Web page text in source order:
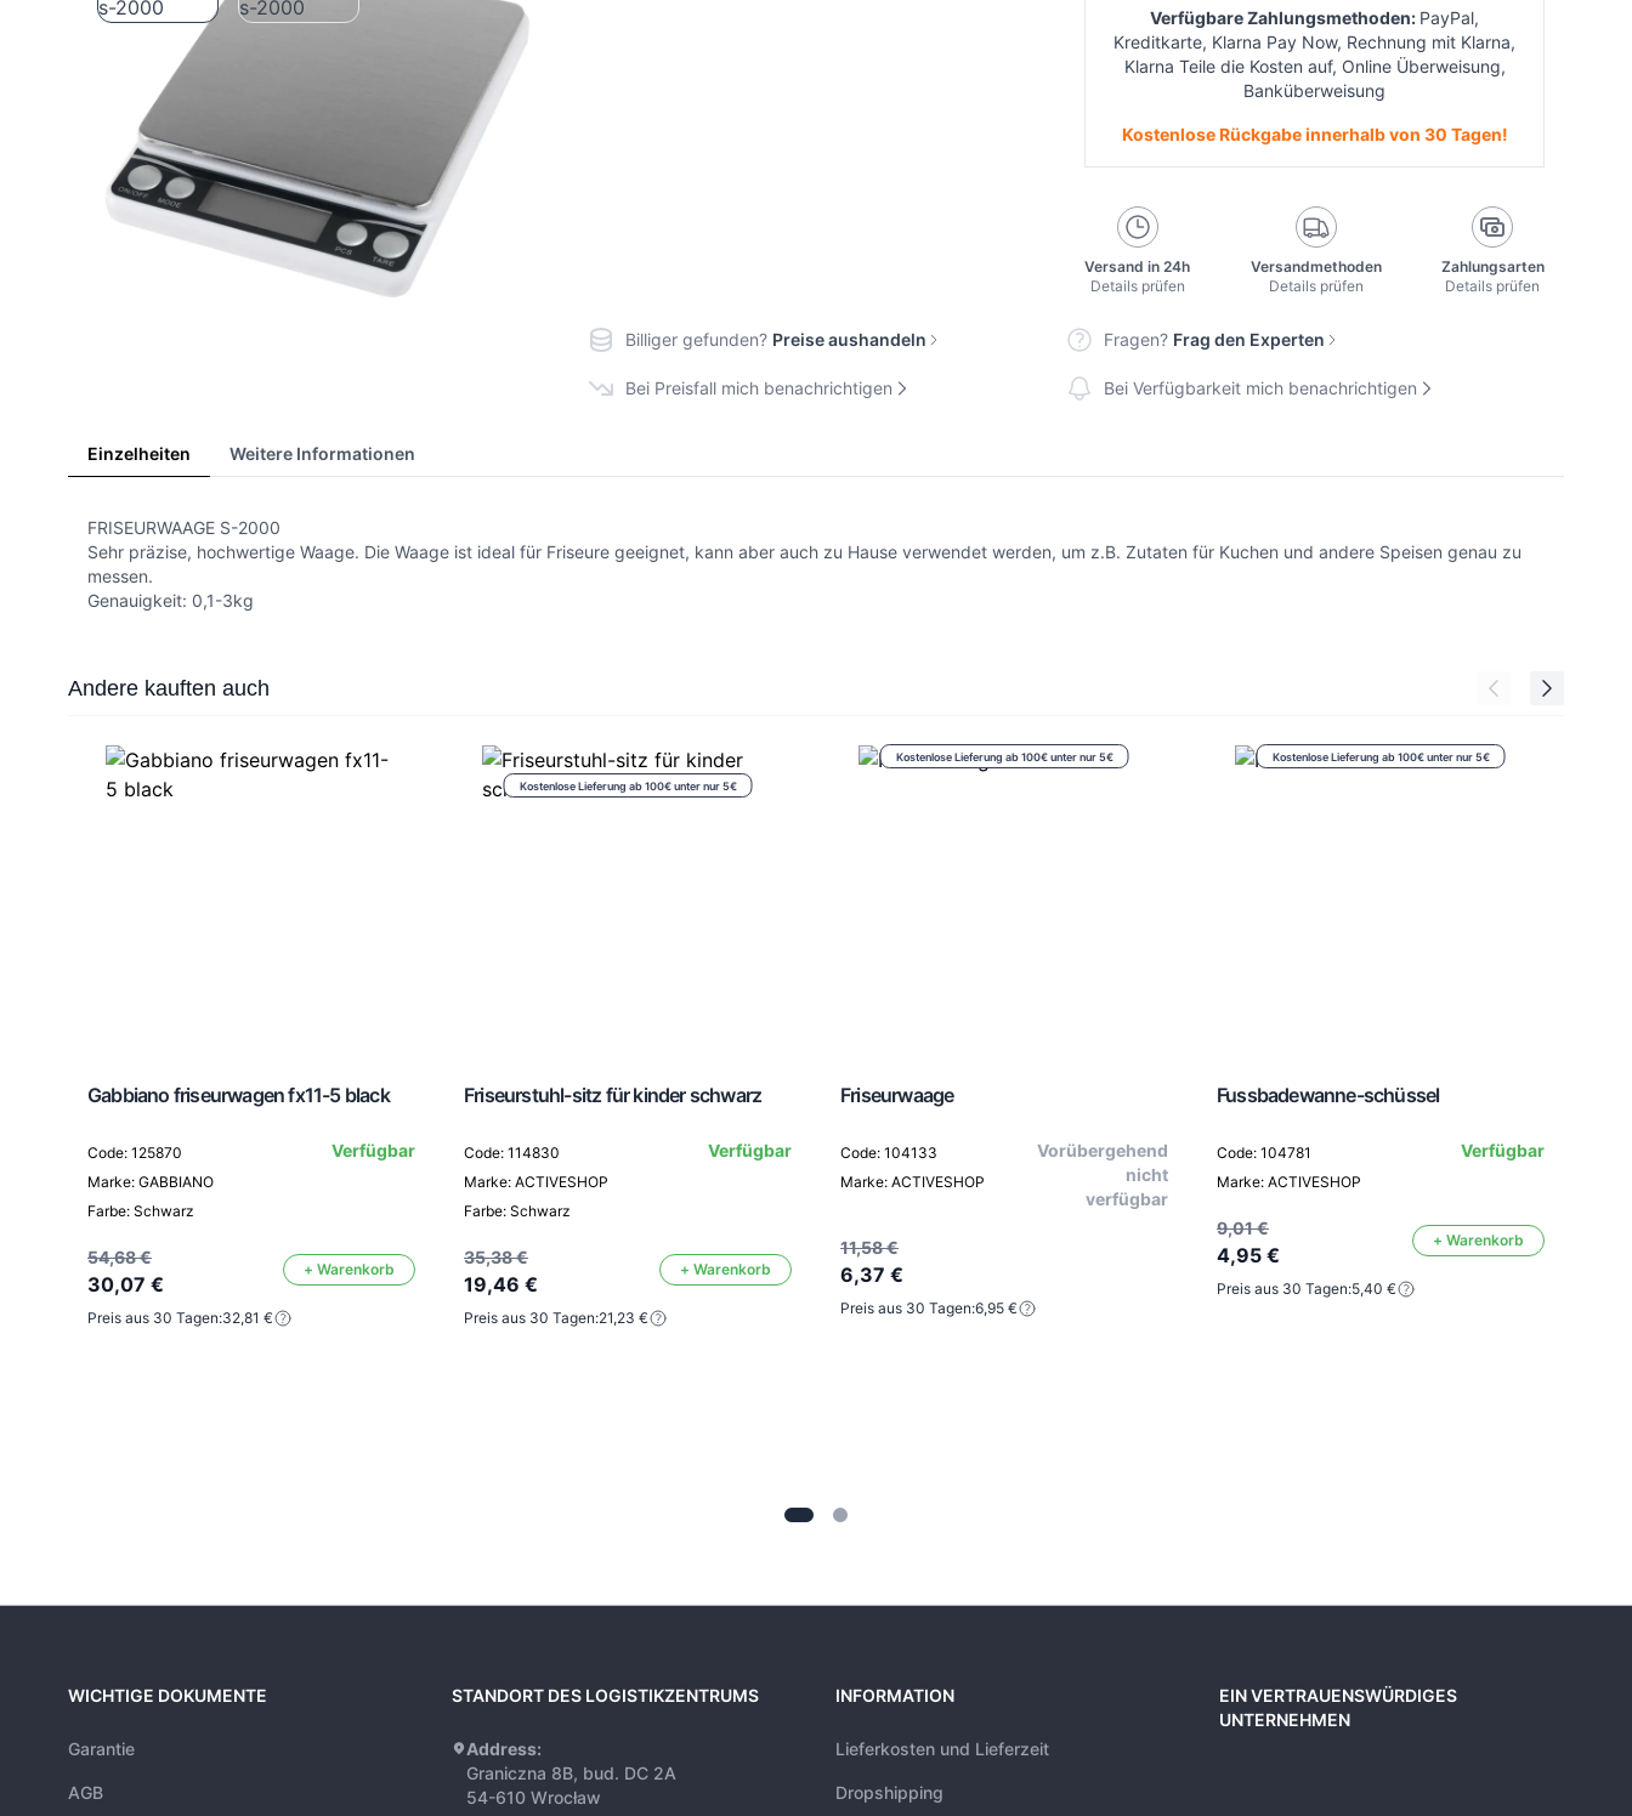
Verfügbare Zahlungsmethoden: PayPal,
Kreditkarte, Klarna Pay Now, Rechnung mit Klarna,
Klarna Teile die Kosten auf, Online Überweisung,
Banküberweisung
Kostenlose Rückgabe innerhalb von 30 Tagen!
Versand in 24h
Details prüfen
Versandmethoden
Details prüfen
Zahlungsarten
Details prüfen
Billiger gefunden? Preise aushandeln Fragen? Frag den Experten
Bei Preisfall mich benachrichtigen Bei Verfügbarkeit mich benachrichtigen
Einzelheiten Weitere Informationen
FRISEURWAAGE S-2000
Sehr präzise, hochwertige Waage. Die Waage ist ideal für Friseure geeignet, kann aber auch zu Hause verwendet werden, um z.B. Zutaten für Kuchen und andere Speisen genau zu
messen.
Genauigkeit: 0,1-3kg
Press to skip carousel
Andere kauften auch
Gabbiano friseurwagen fx11-5 black
Code: 125870
Marke: GABBIANO
Farbe: Schwarz
Verfügbar
54,68 €
30,07 €
+ Warenkorb
Preis aus 30 Tagen:32,81 €
Kostenlose Lieferung ab 100€ unter nur 5€
Friseurstuhl-sitz für kinder schwarz
Code: 114830
Marke: ACTIVESHOP
Farbe: Schwarz
Verfügbar
35,38 €
19,46 €
+ Warenkorb
Preis aus 30 Tagen:21,23 €
Kostenlose Lieferung ab 100€ unter nur 5€
Friseurwaage
Code: 104133
Marke: ACTIVESHOP
Vorübergehend
nicht
verfügbar
11,58 €
6,37 €
Preis aus 30 Tagen:6,95 €
Kostenlose Lieferung ab 100€ unter nur 5€
Fussbadewanne-schüssel
Code: 104781
Marke: ACTIVESHOP
Verfügbar
9,01 €
4,95 €
+ Warenkorb
Preis aus 30 Tagen:5,40 €
WICHTIGE DOKUMENTE
Garantie
AGB
STANDORT DES LOGISTIKZENTRUMS
Address:
Graniczna 8B, bud. DC 2A
54-610 Wrocław
INFORMATION
Lieferkosten und Lieferzeit
Dropshipping
EIN VERTRAUENSWÜRDIGES
UNTERNEHMEN